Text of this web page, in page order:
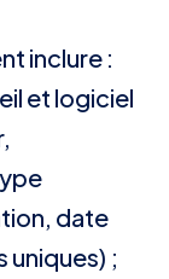
inclure :
et logiciel
date
uniques) ;